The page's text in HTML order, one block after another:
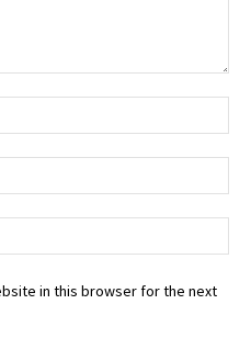
in this browser for the next